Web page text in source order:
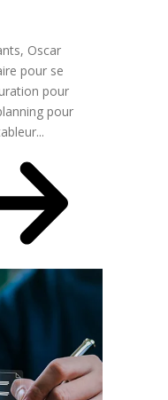
Oscar
pour se
pour
pour